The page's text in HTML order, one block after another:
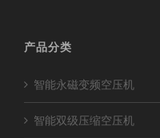
产品分类
智能永磁变频空压机
智能双级压缩空压机